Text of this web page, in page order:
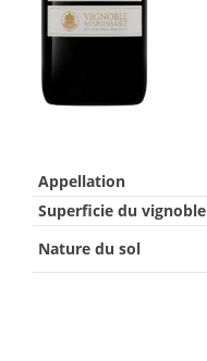
Appellation
Superficie du vignoble
Nature du sol